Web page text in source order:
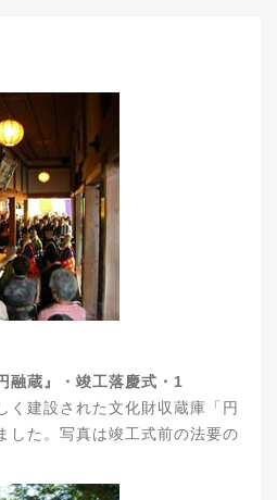
融蔵』・竣工落慶式・1
く建設された文化財収蔵庫「円
した。写真は竣工式前の法要の